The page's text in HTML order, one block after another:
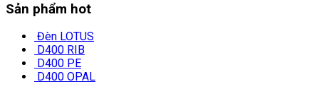
Sản phẩm hot
Đèn LOTUS
D400 RIB
D400 PE
D400 OPAL